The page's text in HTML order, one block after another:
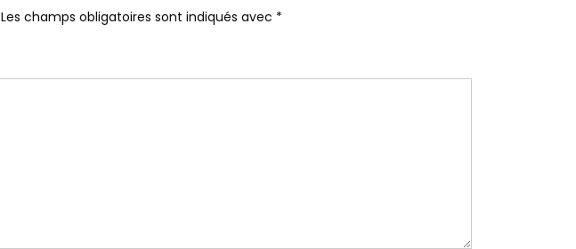
Les champs obligatoires sont indiqués avec *